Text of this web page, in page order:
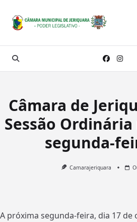
content
Câmara de
Sessão
segunda-
Camarajeriquara
A próxima segunda-feira, dia 17